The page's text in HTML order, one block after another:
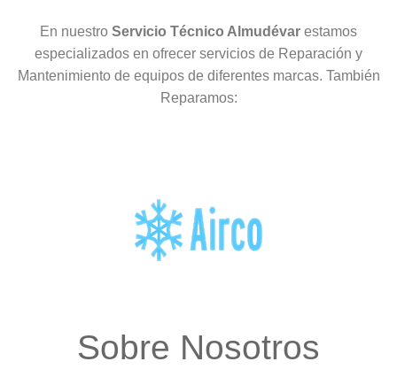
En nuestro Servicio Técnico Almudévar estamos
especializados en ofrecer servicios de Reparación y
Mantenimiento de equipos de diferentes marcas. También
Reparamos:
Sobre Nosotros